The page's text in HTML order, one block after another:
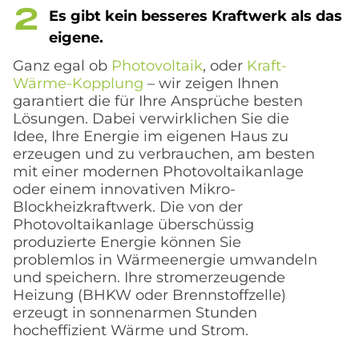
Es gibt kein bes­se­res Kraft­werk als das
ei­ge­ne.
Ganz egal ob Photovoltaik, oder Kraft-
Wärme-Kopplung – wir zeigen Ihnen
garantiert die für Ihre Ansprüche besten
Lösungen. Dabei verwirklichen Sie die
Idee, Ihre Energie im eigenen Haus zu
erzeugen und zu verbrauchen, am besten
mit einer modernen Photovoltaikanlage
oder einem innovativen Mikro-
Blockheizkraftwerk. Die von der
Photovoltaikanlage überschüssig
produzierte Energie können Sie
problemlos in Wärmeenergie umwandeln
und speichern. Ihre stromerzeugende
Heizung (BHKW oder Brennstoffzelle)
erzeugt in sonnenarmen Stunden
hocheffizient Wärme und Strom.